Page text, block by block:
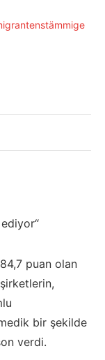
puan olan
bir şekilde
verdi.